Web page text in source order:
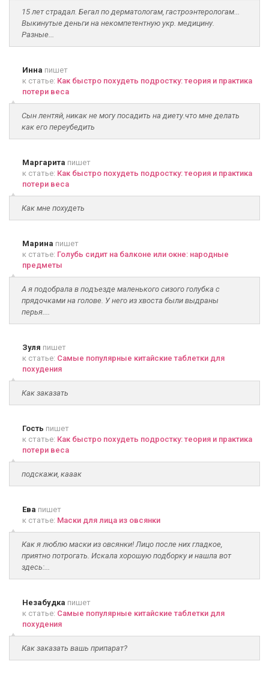
15 лет страдал. Бегал по дерматологам, гастроэнтерологам...
Выкинутые деньги на некомпетентную укр. медицину.
Разные...
Инна пишет
к статье: Как быстро похудеть подростку: теория и практика
потери веса
Сын лентяй, никак не могу посадить на диету.что мне делать
как его переубедить
Маргарита пишет
к статье: Как быстро похудеть подростку: теория и практика
потери веса
Как мне похудеть
Марина пишет
к статье: Голубь сидит на балконе или окне: народные
предметы
А я подобрала в подъезде маленького сизого голубка с
прядочками на голове. У него из хвоста были выдраны
перья....
Зуля пишет
к статье: Самые популярные китайские таблетки для
похудения
Как заказать
Гость пишет
к статье: Как быстро похудеть подростку: теория и практика
потери веса
подскажи, кааак
Ева пишет
к статье: Маски для лица из овсянки
Как я люблю маски из овсянки! Лицо после них гладкое,
приятно потрогать. Искала хорошую подборку и нашла вот
здесь:...
Незабудка пишет
к статье: Самые популярные китайские таблетки для
похудения
Как заказать вашь припарат?